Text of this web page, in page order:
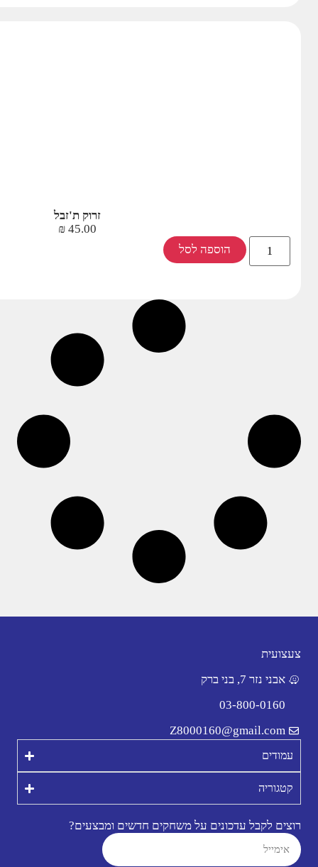
זרוק ת'זבל
45.00
₪
הוספה לסל
צעצועית
אבני נזר 7, בני ברק
03-800-0160
Z8000160@gmail.com
עמודים
קטגוריה
רוצים לקבל עדכונים על משחקים חדשים ומבצעים?